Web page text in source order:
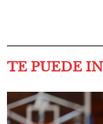
TE PUEDE